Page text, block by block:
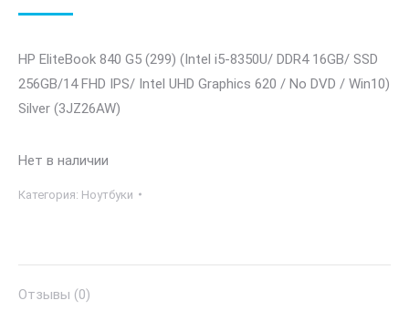
HP EliteBook 840 G5 (299) (Intel i5-8350U/ DDR4 16GB/ SSD
256GB/14 FHD IPS/ Intel UHD Graphics 620 / No DVD / Win10)
Silver (3JZ26AW)
Нет в наличии
Категория: Ноутбуки
Отзывы (0)